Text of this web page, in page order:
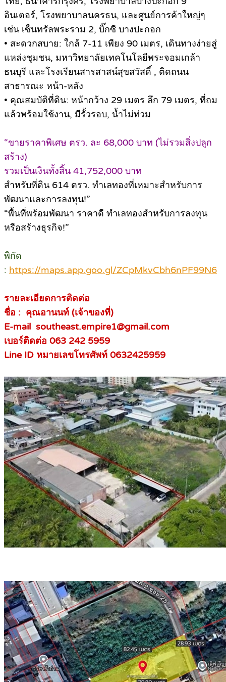
อินเตอร์, โรงพยาบาลนครธน, และศูนย์การค้าใหญ่ๆ
เช่น เซ็นทรัลพระราม 2, บิ๊กซี บางปะกอก
• สะดวกสบาย: ใกล้ 7-11 เพียง 90 เมตร, เดินทางง่ายสู่
แหล่งชุมชน, มหาวิทยาลัยเทคโนโลยีพระจอมเกล้า
ธนบุรี และโรงเรียนสารสาสน์สุขสวัสดิ์ , ติดถนน
สาธารณะ หน้า-หลัง
• คุณสมบัติที่ดิน: หน้ากว้าง 29 เมตร ลึก 79 เมตร, ที่ถม
แล้วพร้อมใช้งาน, มีรั้วรอบ, น้ำไม่ท่วม
“ขายราคาพิเศษ ตรว. ละ 68,000 บาท (ไม่รวมสิ่งปลูก
สร้าง)
รวมเป็นเงินทั้งสิ้น 41,752,000 บาท
สำหรับที่ดิน 614 ตรว. ทำเลทองที่เหมาะสำหรับการ
พัฒนาและการลงทุน!”
“พื้นที่พร้อมพัฒนา ราคาดี ทำเลทองสำหรับการลงทุน
หรือสร้างธุรกิจ!”
พิกัด
: https://maps.app.goo.gl/ZCpMkvCbh6nPF99N6
รายละเอียดการติดต่อ
ชื่อ : คุณอานนท์ (เจ้าของที่)
E-mail southeast.empire1@gmail.com
เบอร์ติดต่อ 063 242 5959
Line ID หมายเลขโทรศัพท์ 0632425959